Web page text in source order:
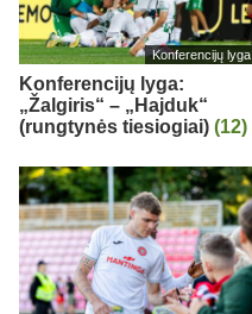
Konferencijų lyga
Konferencijų lyga:
„Žalgiris“ – „Hajduk“
(rungtynės tiesiogiai) (12)